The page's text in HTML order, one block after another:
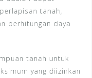
tanah,
perhitungan daya
tanah untuk
yang diizinkan